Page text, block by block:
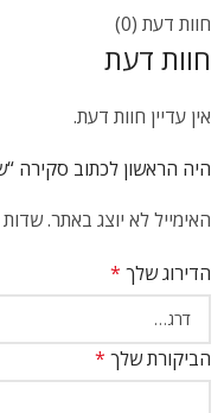
חוות דעת (0)
חוות דעת
אין עדיין חוות דעת.
היה הראשון לכתוב סקירה
האימייל לא יוצג באתר.
הדירוג שלך *
הביקורת שלך *